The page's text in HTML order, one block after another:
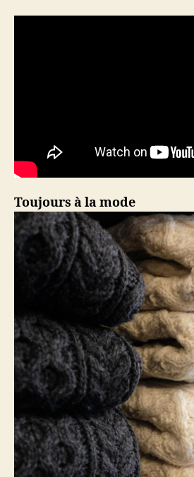
Toujours à la mode